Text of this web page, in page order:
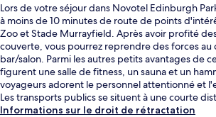
Lors de votre séjour dans Novotel Edinburgh
à moins de 10 minutes de route de points
Zoo et Stade Murrayfield. Après avoir profité
couverte, vous pourrez reprendre des forces
bar/salon. Parmi les autres petits avantages de
figurent une salle de fitness, un sauna et un
voyageurs adorent le personnel attentionné et
Les transports publics se situent à une courte
de tramway Edinburgh Park est à 3 min et
Informations sur le droit de rétractation